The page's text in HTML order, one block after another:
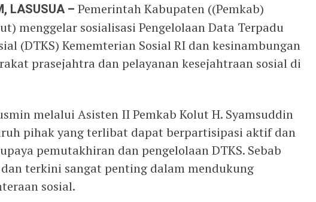
LASUSUA – Pemerintah Kabupaten ((Pemkab)
menggelar sosialisasi Pengelolaan Data Terpadu
(DTKS) Kememterian Sosial RI dan kesinambungan
prasejahtra dan pelayanan kesejahtraan sosial di
melalui Asisten II Pemkab Kolut H. Syamsuddin
pihak yang terlibat dapat berpartisipasi aktif dan
pemutakhiran dan pengelolaan DTKS. Sebab
terkini sangat penting dalam mendukung
sosial.